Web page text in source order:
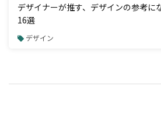
デザイナーが推す、デザインの参考に
16選
デザイン